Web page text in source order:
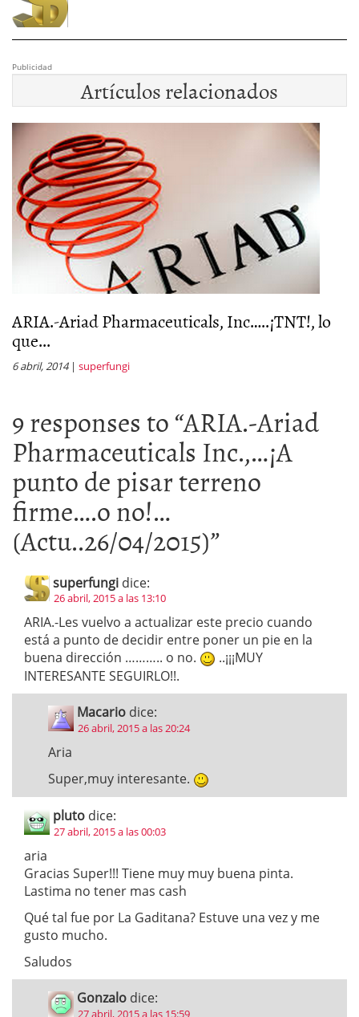
Publicidad
Artículos relacionados
ARIA.-Ariad Pharmaceuticals, Inc…..¡TNT!, lo
que...
6 abril, 2014| superfungi
9 responses to “ARIA.-Ariad
Pharmaceuticals Inc.,…¡A
punto de pisar terreno
firme….o no!…
(Actu..26/04/2015)”
superfungi dice:
26 abril, 2015 a las 13:10
ARIA.-Les vuelvo a actualizar este precio cuando
está a punto de decidir entre poner un pie en la
buena dirección ……….. o no.
..¡¡¡MUY
INTERESANTE SEGUIRLO!!.
Macario dice:
26 abril, 2015 a las 20:24
Aria
Super,muy interesante.
pluto dice:
27 abril, 2015 a las 00:03
aria
Gracias Super!!! Tiene muy muy buena pinta.
Lastima no tener mas cash
Qué tal fue por La Gaditana? Estuve una vez y me
gusto mucho.
Saludos
Gonzalo dice:
27 abril, 2015 a las 15:59